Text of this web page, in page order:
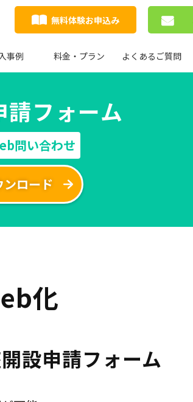
無料体験お申込み
事例 料金・プラン よくあるご質問
フォーム
問い合わせ
ロード
化
設申請フォーム